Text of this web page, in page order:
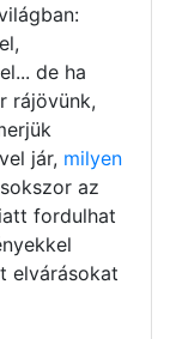
de ha
rájövünk,
jár, milyen
az
fordulhat
elvárásokat